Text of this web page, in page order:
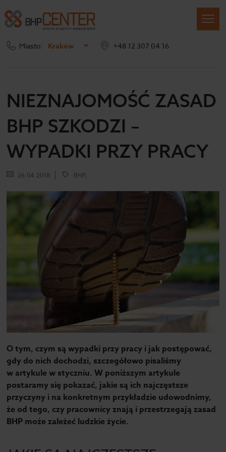
Miasto: Kraków +48 12 307 04 16
NIEZNAJOMOŚĆ ZASAD
BHP SZKODZI –
WYPADKI PRZY PRACY
26.04.2018 BHP,
O tym, czym są wypadki przy pracy i jak postępować,
gdy do nich dochodzi, szczegółowo pisaliśmy
w artykule w styczniu. W poniższym artykule
postaramy się pokazać, jakie są ich najczęstsze
przyczyny i na konkretnym przykładzie udowodnimy,
że od tego, czy pracownicy znają i przestrzegają zasad
BHP może zależeć ludzkie życie.